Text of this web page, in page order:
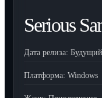
Serious
Дата релиза:
Платформа: Windows